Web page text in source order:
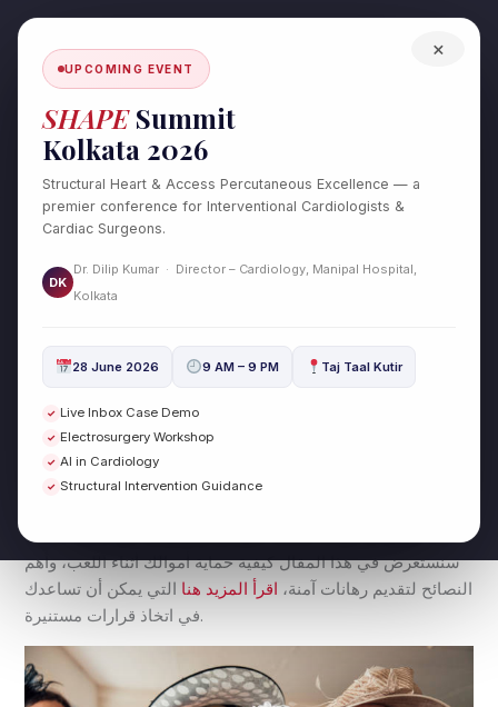
×
UPCOMING EVENT
SHAPESummit
Kolkata 2026
Structural Heart & Access Percutaneous Excellence — a
premier conference for Interventional Cardiologists &
Cardiac Surgeons.
DK
Dr. Dilip Kumar · Director – Cardiology, Manipal Hospital,
Kolkata
28 June 2026 9 AM – 9 PM Taj Taal Kutir
✓ Live Inbox Case Demo
✓ Electrosurgery Workshop
✓ AI in Cardiology
✓ Structural Intervention Guidance
content
رهانات آمنة على سويسرا ضد كولومبيا:
public/ By drdilipcardio
تعتبر الألعاب الإلكترونية والمراهنات الرياضية من الأنشطة المثيرة
حيث يتوقع أن يتواجه منتخبا سويسرا وكولومبيا في مباراة مثيرة.
سنستعرض في هذا المقال كيفية حماية أموالك أثناء اللعب، وأهم
النصائح لتقديم رهانات آمنة، اقرأ المزيد هنا التي يمكن أن تساعدك
في اتخاذ قرارات مستنيرة.